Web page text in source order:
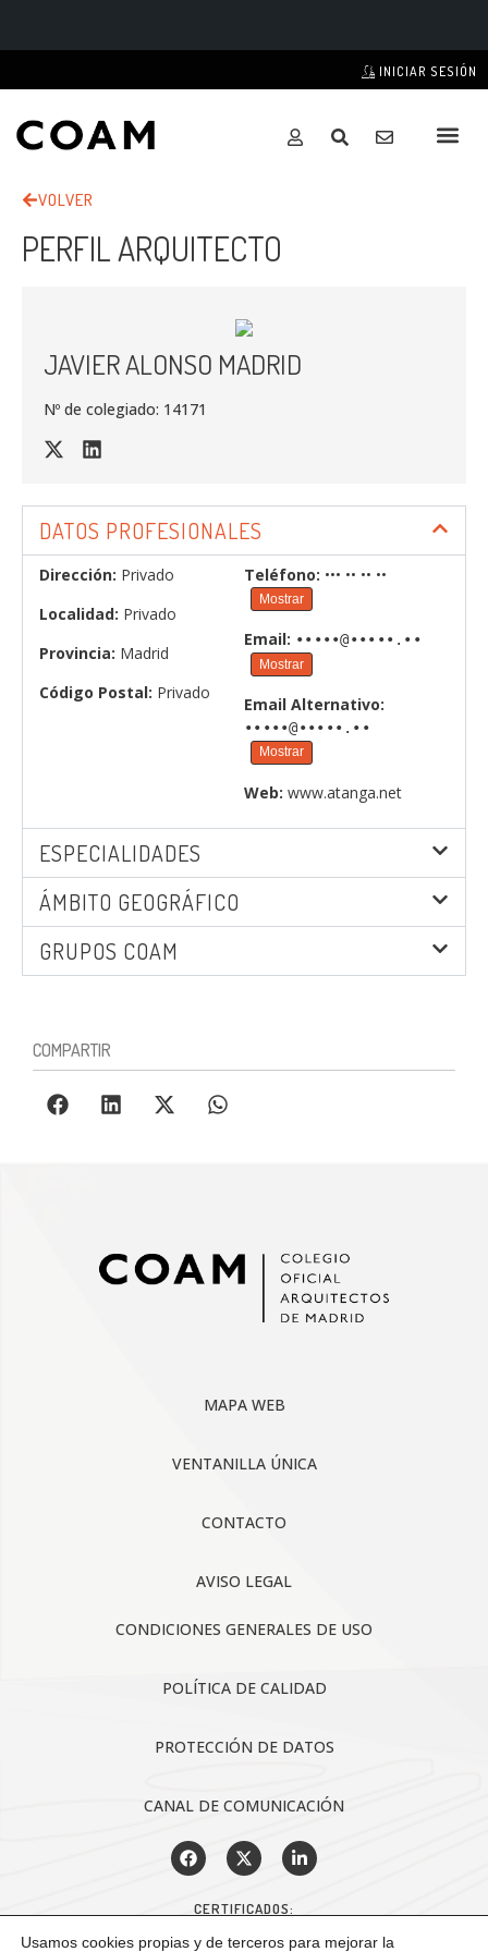
INICIAR SESIÓN
VOLVER
PERFIL ARQUITECTO
JAVIER ALONSO MADRID
Nº de colegiado: 14171
DATOS PROFESIONALES
Dirección: Privado
Localidad: Privado
Provincia: Madrid
Código Postal: Privado
Teléfono: ••• •• •• ••
Mostrar
Email: •••••@•••••.••
Mostrar
Email Alternativo:
•••••@•••••.••
Mostrar
Web: www.atanga.net
ESPECIALIDADES
ÁMBITO GEOGRÁFICO
GRUPOS COAM
COMPARTIR
MAPA WEB
VENTANILLA ÚNICA
CONTACTO
AVISO LEGAL
CONDICIONES GENERALES DE USO
POLÍTICA DE CALIDAD
PROTECCIÓN DE DATOS
CANAL DE COMUNICACIÓN
CERTIFICADOS:
Usamos cookies propias y de terceros para mejorar la